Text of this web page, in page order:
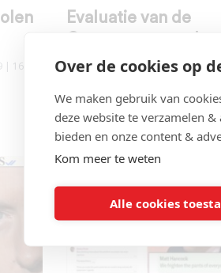
Over de cookies op
We maken gebruik van
deze website te verzamelen
bieden en onze content &
Kom meer te weten
Alle cookies
| 16 juni
Evaluatie van de
inleiding
R0-IFR,EVALUATIE,MAATREGELEN,
VENTILATIE| 22 maart 2023